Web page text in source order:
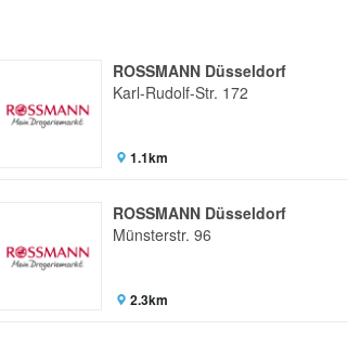
ROSSMANN Düsseldorf
Karl-Rudolf-Str. 172
1.1km
ROSSMANN Düsseldorf
Münsterstr. 96
2.3km